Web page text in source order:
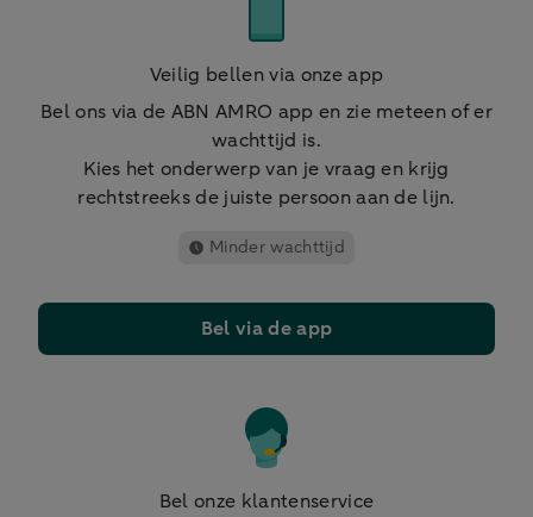
Veilig bellen via onze app
Bel ons via de ABN AMRO app en zie meteen of er
wachttijd is.
Kies het onderwerp van je vraag en krijg
rechtstreeks de juiste persoon aan de lijn.
Minder wachttijd
Bel via de app
Bel onze klantenservice